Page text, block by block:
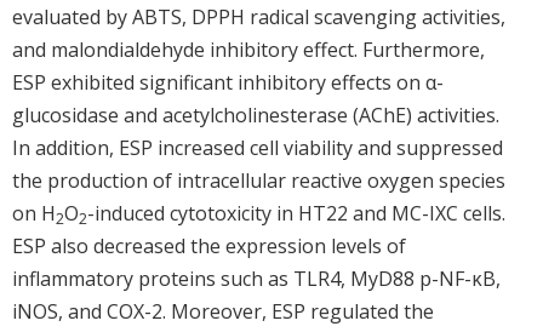
evaluated by ABTS, DPPH radical scavenging activities,
and malondialdehyde inhibitory effect. Furthermore,
ESP exhibited significant inhibitory effects on α-
glucosidase and acetylcholinesterase (AChE) activities.
In addition, ESP increased cell viability and suppressed
the production of intracellular reactive oxygen species
on H2O2-induced cytotoxicity in HT22 and MC-IXC cells.
ESP also decreased the expression levels of
inflammatory proteins such as TLR4, MyD88 p-NF-κB,
iNOS, and COX-2. Moreover, ESP regulated the